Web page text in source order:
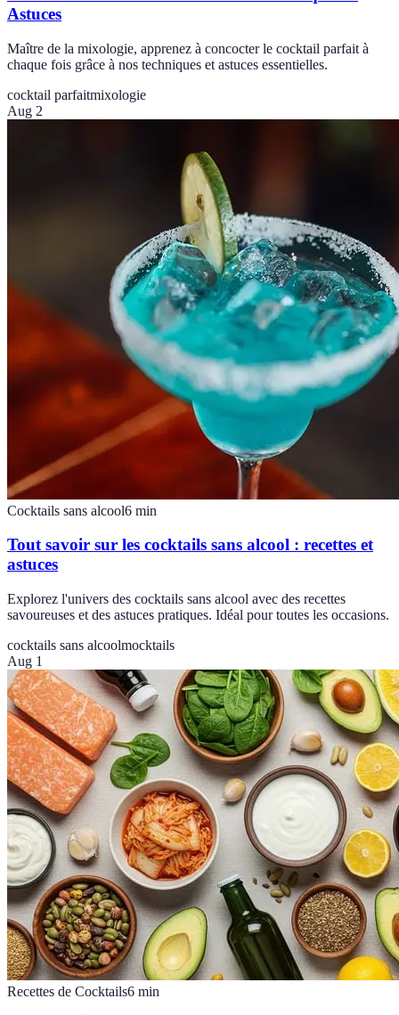
Astuces
Maître de la mixologie, apprenez à concocter le cocktail parfait à
chaque fois grâce à nos techniques et astuces essentielles.
cocktail parfaitmixologie
Aug 2
Cocktails sans alcool6 min
Tout savoir sur les cocktails sans alcool : recettes et
astuces
Explorez l'univers des cocktails sans alcool avec des recettes
savoureuses et des astuces pratiques. Idéal pour toutes les occasions.
cocktails sans alcoolmocktails
Aug 1
Recettes de Cocktails6 min